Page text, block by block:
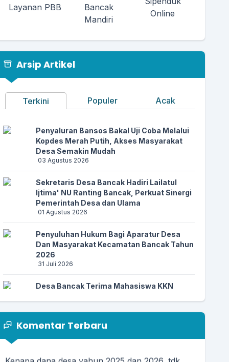
Arsip Artikel
Terkini Populer Acak
Penyaluran Bansos Bakal Uji Coba Melalui
Kopdes Merah Putih, Akses Masyarakat
Desa Semakin Mudah
03 Agustus 2026
Sekretaris Desa Bancak Hadiri Lailatul
Ijtima' NU Ranting Bancak, Perkuat Sinergi
Pemerintah Desa dan Ulama
01 Agustus 2026
Penyuluhan Hukum Bagi Aparatur Desa
Dan Masyarakat Kecamatan Bancak Tahun
2026
31 Juli 2026
Desa Bancak Terima Mahasiswa KKN
Rapat Koordinasi Kebutuhan Pupuk,
Pemerintah Desa Bancak Perkuat Sinergi
17 Juli 2026
Komentar Terbaru
13 April 2026 11:27:04
Apresiasi website desa sudah ada menu DESA
ANTI KORUPSI....
selengkapnya
Alhamdulillah.. Semoga lebih mudah dan lebih
03 Januari 2026 00:31:29